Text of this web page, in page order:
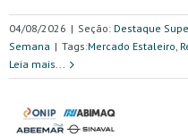
04/08/2026 | Seção: Destaque
Semana | Tags:Mercado Estaleiro
Leia mais...